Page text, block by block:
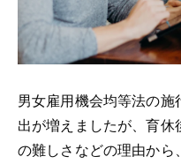
男女雇用機会均等法の施
出が増えましたが、育休
の難しさなどの理由から